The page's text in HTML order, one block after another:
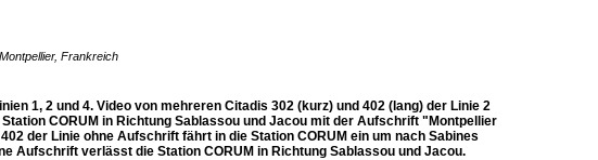
Frankreich
1, 2 und 4. Video von mehreren Citadis 302 (kurz) und 402 (lang) der Linie 2
CORUM in Richtung Sablassou und Jacou mit der Aufschrift "Montpellier
der Linie ohne Aufschrift fährt in die Station CORUM ein um nach Sabines
Aufschrift verlässt die Station CORUM in Richtung Sablassou und Jacou.